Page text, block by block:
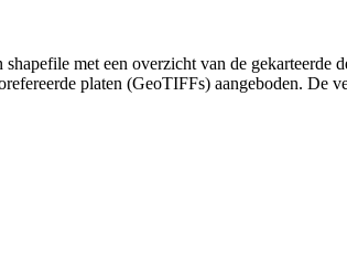
met een overzicht van de gekarteerde
platen (GeoTIFFs) aangeboden. De